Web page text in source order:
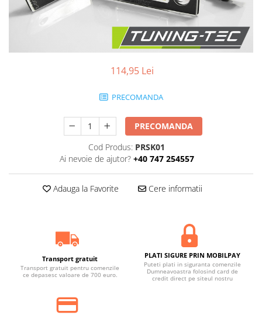
Statii radio CB
Suspensii auto
Tuning aerodinamic
Tuning evacuare
Accesorii tobe
Banda termoizolata
114,95 Lei
PRECOMANDA
PRECOMANDA
Cod Produs: PRSK01
Ai nevoie de ajutor? +40 747 254557
Adauga la Favorite Cere informatii
Transport gratuit
Transport gratuit pentru comenzile
ce depasesc valoare de 700 euro.
PLATI SIGURE PRIN MOBILPAY
Puteti plati in siguranta comenzile
Dumneavoastra folosind card de
credit direct pe siteul nostru